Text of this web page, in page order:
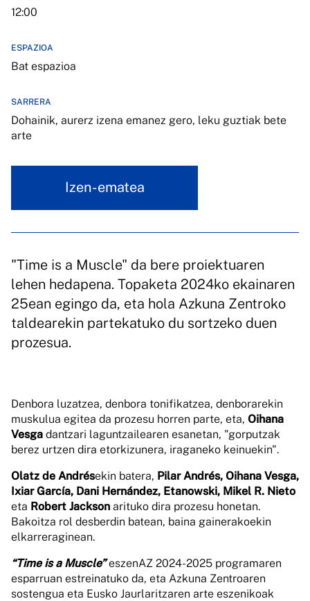
12:00
ESPAZIOA
Bat espazioa
SARRERA
Dohainik, aurerz izena emanez gero, leku guztiak bete
arte
Izen-ematea
"Time is a Muscle" da bere proiektuaren
lehen hedapena. Topaketa 2024ko ekainaren
25ean egingo da, eta hola Azkuna Zentroko
taldearekin partekatuko du sortzeko duen
prozesua.
Denbora luzatzea, denbora tonifikatzea, denborarekin
muskulua egitea da prozesu horren parte, eta, Oihana
Vesga dantzari laguntzailearen esanetan, "gorputzak
berez urtzen dira etorkizunera, iraganeko keinuekin".
Olatz de Andrésekin batera, Pilar Andrés, Oihana Vesga,
Ixiar García, Dani Hernández, Etanowski, Mikel R. Nieto
eta Robert Jackson arituko dira prozesu honetan.
Bakoitza rol desberdin batean, baina gainerakoekin
elkarreraginean.
“Time is a Muscle”eszenAZ 2024-2025 programaren
esparruan estreinatuko da, eta Azkuna Zentroaren
sostengua eta Eusko Jaurlaritzaren arte eszenikoak